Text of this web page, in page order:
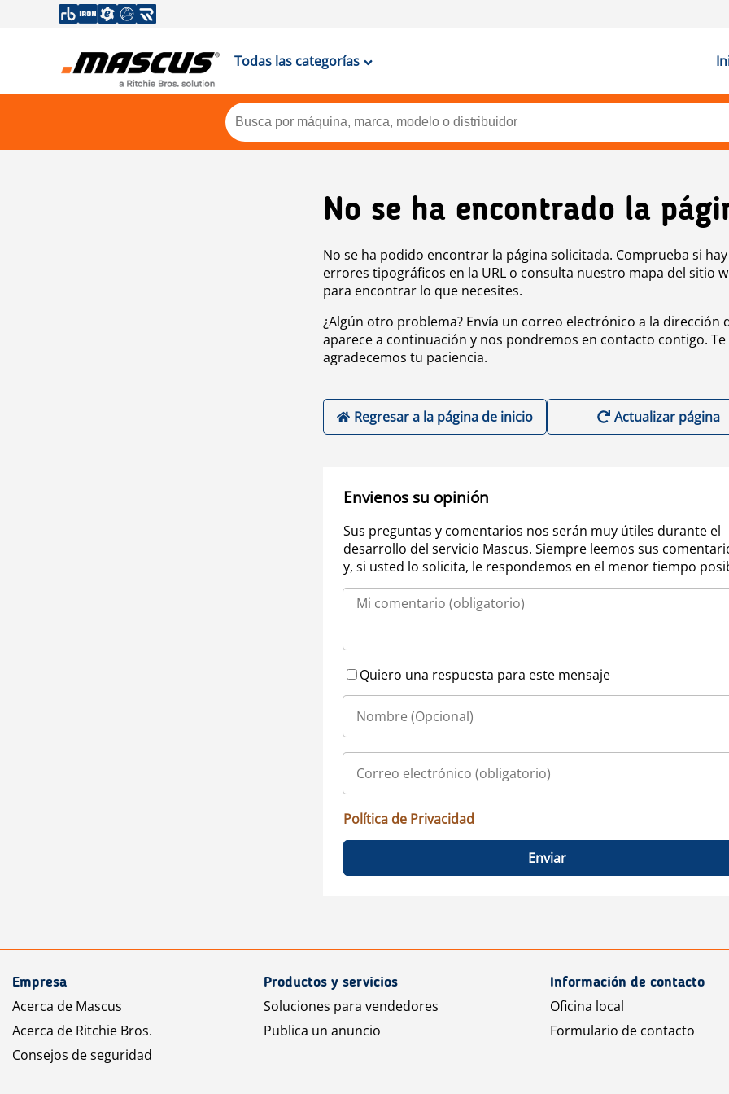
Todas las categorías
No se ha encontrado la
No se ha podido encontrar la página solicitada. Comprueba si hay
errores tipográficos en la URL o consulta nuestro mapa del sitio
para encontrar lo que necesites.
¿Algún otro problema? Envía un correo electrónico a la dirección
aparece a continuación y nos pondremos en contacto contigo. Te
agradecemos tu paciencia.
Regresar a la página de inicio Actualizar página
Envienos su opinión
Sus preguntas y comentarios nos serán muy útiles durante el
desarrollo del servicio Mascus. Siempre leemos sus
y, si usted lo solicita, le respondemos en el menor tiempo
Quiero una respuesta para este mensaje
Política de Privacidad
Enviar
Empresa
Acerca de Mascus
Acerca de Ritchie Bros.
Consejos de seguridad
Productos y servicios
Soluciones para vendedores
Publica un anuncio
Información de contacto
Oficina local
Formulario de contacto